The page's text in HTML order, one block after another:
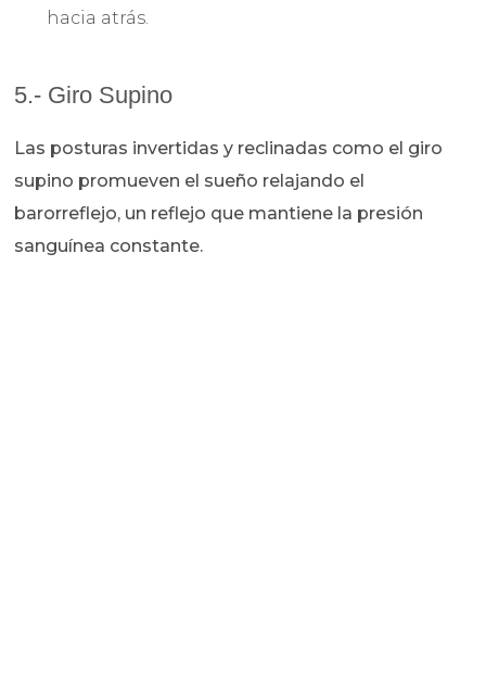
hacia atrás.
5.- Giro Supino
Las posturas invertidas y reclinadas como el giro
supino promueven el sueño relajando el
barorreflejo, un reflejo que mantiene la presión
sanguínea constante.